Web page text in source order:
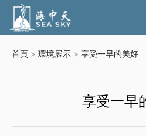
首頁 > 環境展示 > 享受一早的美好
享受一早